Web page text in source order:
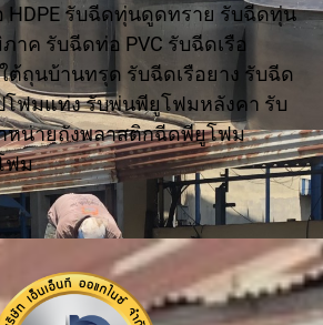
รับฉีดทุ่นดูดทราย รับฉีดทุ่น
าค รับฉีดท่อ PVC รับฉีดเรือ
ต้ถุนบ้านทรุด รับฉีดเรือยาง รับฉีด
โฟมแท่ง รับพ่นพียูโฟมหลังคา รับ
หน่ายถังพลาสติกฉีดพียูโฟม
ฟม